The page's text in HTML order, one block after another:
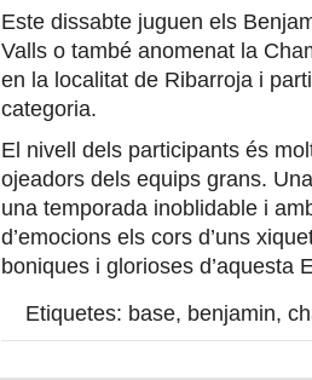
Este dissabte juguen els
Valls o també anomenat la
en la localitat de Ribarroja i
categoria.
El nivell dels participants és
ojeadors dels equips grans.
una temporada inoblidable i
d’emocions els cors d’uns
boniques i glorioses d’aquesta
Etiquetes: base, benjamin,